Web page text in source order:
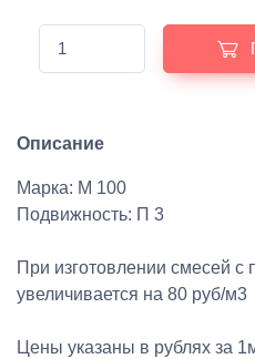
Описание
Марка: М 100
Подвижность: П 3
При изготовлении смесей
увеличивается на 80 руб/м3
Цены указаны в рублях за